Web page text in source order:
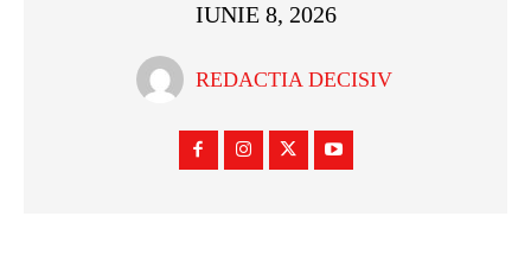
IUNIE 8, 2026
REDACTIA DECISIV